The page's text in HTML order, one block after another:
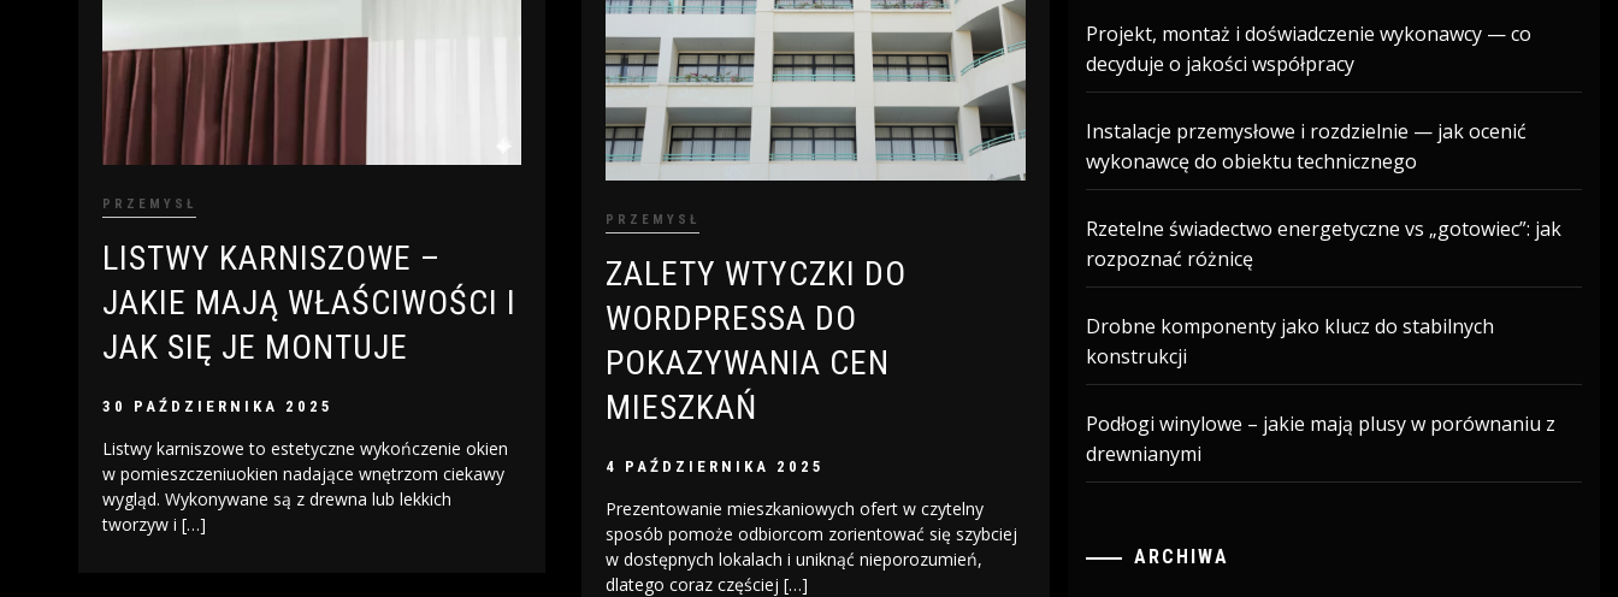
PRZEMYSŁ
LISTWY KARNISZOWE –
JAKIE MAJĄ WŁAŚCIWOŚCI I
JAK SIĘ JE MONTUJE
30 PAŹDZIERNIKA 2025
Listwy karniszowe to estetyczne wykończenie okien
w pomieszczeniuokien nadające wnętrzom ciekawy
wygląd. Wykonywane są z drewna lub lekkich
tworzyw i […]
PRZEMYSŁ
ZALETY WTYCZKI DO
WORDPRESSA DO
POKAZYWANIA CEN
MIESZKAŃ
4 PAŹDZIERNIKA 2025
Prezentowanie mieszkaniowych ofert w czytelny
sposób pomoże odbiorcom zorientować się szybciej
w dostępnych lokalach i uniknąć nieporozumień,
dlatego coraz częściej […]
Projekt, montaż i doświadczenie wykonawcy — co
decyduje o jakości współpracy
Instalacje przemysłowe i rozdzielnie — jak ocenić
wykonawcę do obiektu technicznego
Rzetelne świadectwo energetyczne vs „gotowiec”: jak
rozpoznać różnicę
Drobne komponenty jako klucz do stabilnych
konstrukcji
Podłogi winylowe – jakie mają plusy w porównaniu z
drewnianymi
ARCHIWA